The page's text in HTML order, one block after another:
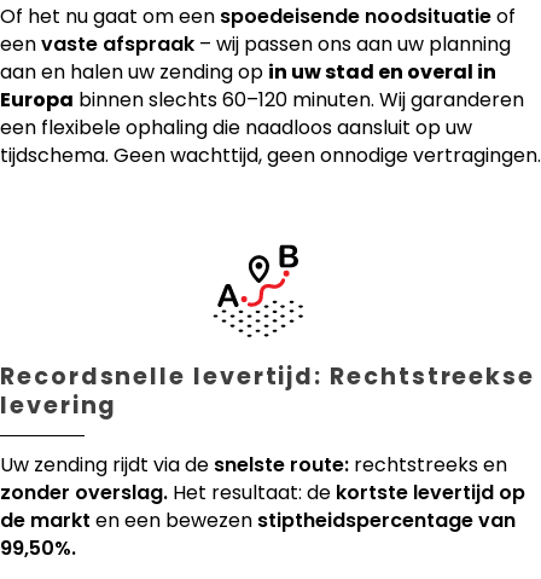
Of het nu gaat om een spoedeisende noodsituatieof
eenvaste afspraak – wij passen ons aan uw planning
aan en halen uw zending op in uw stad en overal in
Europa binnen slechts 60–120 minuten. Wij garanderen
een flexibele ophaling die naadloos aansluit op uw
tijdschema. Geen wachttijd, geen onnodige vertragingen.
Recordsnelle levertijd: Rechtstreekse
levering
Uw zending rijdt via de snelste route: rechtstreeks en
zonder overslag. Het resultaat: de kortste levertijd op
de markt en een bewezen stiptheidspercentage van
99,50%.